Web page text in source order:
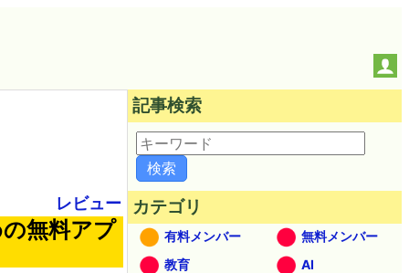
レビュー
無料アプ
記事検索
カテゴリ
有料メンバー
無料メンバー
教育
AI